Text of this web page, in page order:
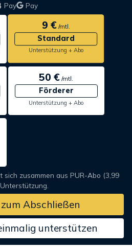
Pay Pay
9 €/mtl.
Standard
Unterstützung + Abo
50 € /mtl.
Förderer
Unterstützung + Abo
zusammen aus PUR-Abo (3,99
Abschließen
unterstützen